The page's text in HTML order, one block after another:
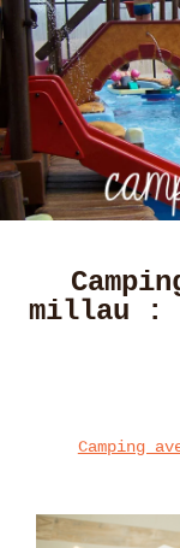
millau :
Camping